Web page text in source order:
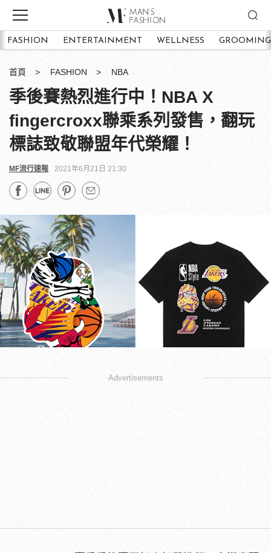
FASHION ENTERTAINMENT WELLNESS GROOMING
首頁 FASHION NBA
季後賽熱烈進行中！NBA X
fingercroxx聯乘系列發售，翻玩
標誌致敬聯盟年代榮耀！
MF流行速報 2021年6月21日 21:30
Advertisements